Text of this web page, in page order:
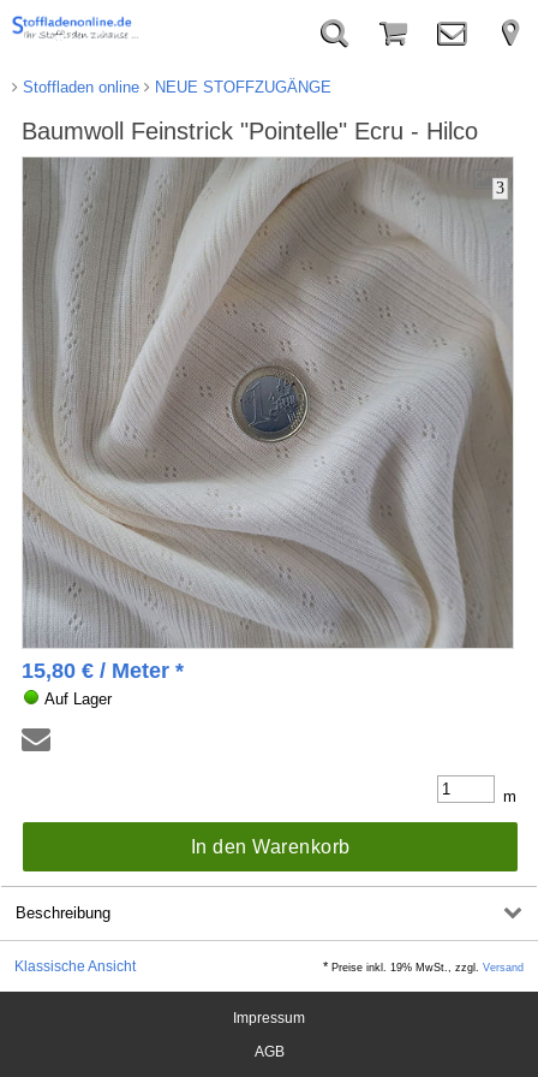
Stoffladen online NEUE STOFFZUGÄNGE
Baumwoll Feinstrick "Pointelle" Ecru - Hilco
3
15,80 €/ Meter *
Auf Lager
m
In den Warenkorb
Beschreibung
Klassische Ansicht *Preise inkl. 19% MwSt., zzgl.Versand
Impressum
AGB